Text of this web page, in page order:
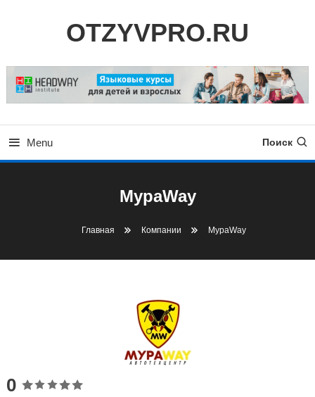
OTZYVPRO.RU
Menu Поиск
МураWay
Главная Компании МураWay
0